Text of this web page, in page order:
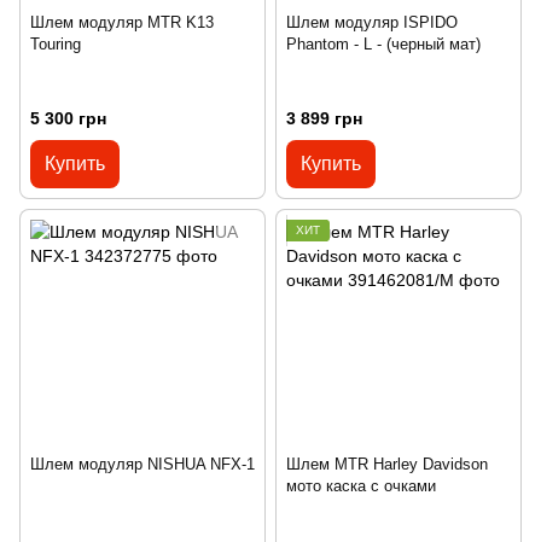
Шлем модуляр MTR K13
Touring
5 300 грн
Купить
Шлем модуляр ISPIDO
Phantom - L - (черный мат)
3 899 грн
Купить
Шлем модуляр NISHUA NFX-1
ХИТ
Шлем MTR Harley Davidson
мото каска с очками